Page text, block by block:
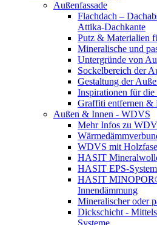
Außenfassade
Flachdach –
Attika-Dachkante
Putz & Materialien
Mineralische und
Untergründe von
Sockelbereich der
Gestaltung der
Inspirationen für die
Graffiti entfernen &
Außen & Innen - WDVS
Mehr Infos zu
WDVS mit
HASIT
HASIT EPS-System
HASIT
Innendämmung
Mineralischer oder
Dickschicht -